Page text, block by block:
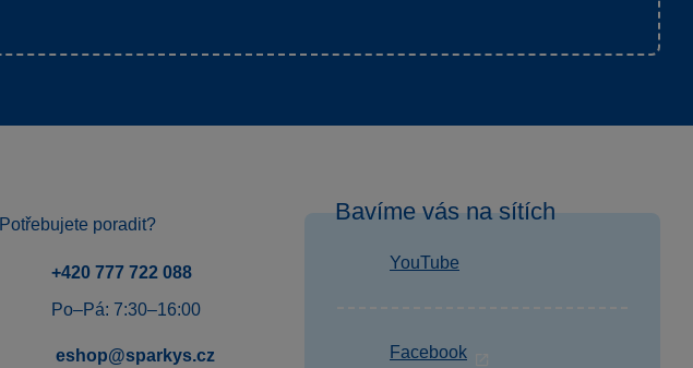
Potřebujete poradit?
+420 777 722 088
Po–Pá: 7:30–16:00
eshop@sparkys.cz
Bavíme vás na sítích
YouTube
Facebook